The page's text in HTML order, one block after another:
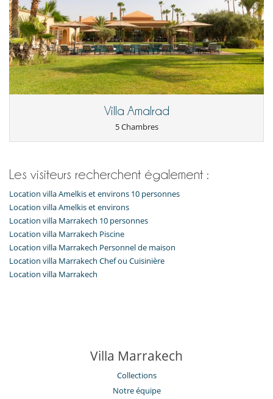
Villa Amalrad
5 Chambres
Les visiteurs recherchent également :
Location villa Amelkis et environs 10 personnes
Location villa Amelkis et environs
Location villa Marrakech 10 personnes
Location villa Marrakech Piscine
Location villa Marrakech Personnel de maison
Location villa Marrakech Chef ou Cuisinière
Location villa Marrakech
Villa Marrakech
Collections
Notre équipe